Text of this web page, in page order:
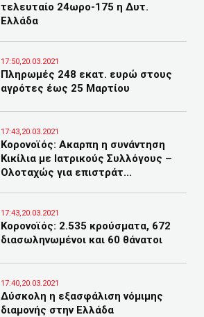
τελευταίο 24ωρο-175 η Δυτ.
Ελλάδα
17:50,20.03.2021
Πληρωμές 248 εκατ. ευρώ στους
αγρότες έως 25 Μαρτίου
17:43,20.03.2021
Κορονοϊός: Ακαρπη η συνάντηση
Κικίλια με Ιατρικούς Συλλόγους –
Ολοταχώς για επιστράτ...
17:43,20.03.2021
Κορονοϊός: 2.535 κρούσματα, 672
διασωληνωμένοι και 60 θάνατοι
17:40,20.03.2021
Δύσκολη η εξασφάλιση νόμιμης
διαμονής στην Ελλάδα